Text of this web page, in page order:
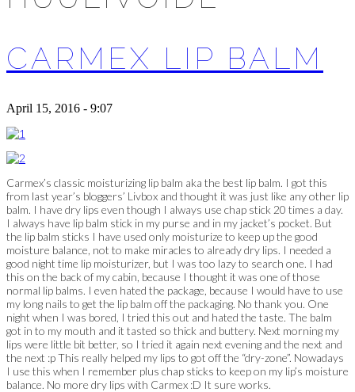
CARMEX LIP BALM
April 15, 2016 - 9:07
Carmex’s classic moisturizing lip balm aka the best lip balm. I got this
from last year’s bloggers’ Livbox and thought it was just like any other lip
balm. I have dry lips even though I always use chap stick 20 times a day.
I always have lip balm stick in my purse and in my jacket’s pocket. But
the lip balm sticks I have used only moisturize to keep up the good
moisture balance, not to make miracles to already dry lips. I needed a
good night time lip moisturizer, but I was too lazy to search one. I had
this on the back of my cabin, because I thought it was one of those
normal lip balms. I even hated the package, because I would have to use
my long nails to get the lip balm off the packaging. No thank you. One
night when I was bored, I tried this out and hated the taste. The balm
got in to my mouth and it tasted so thick and buttery. Next morning my
lips were little bit better, so I tried it again next evening and the next and
the next :p This really helped my lips to got off the “dry-zone”. Nowadays
I use this when I remember plus chap sticks to keep on my lip’s moisture
balance. No more dry lips with Carmex :D It sure works.